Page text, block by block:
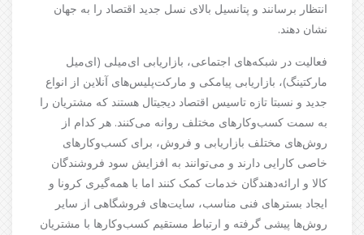
انتظار برسانند و پتانسیل بالای نسل جدید اقتصاد را به جهان
نشان دهند.
فعالیت در شبکه‌های اجتماعی، بازاریابی ای‌میلی (ای‌میل
مارکتینگ)، بازاریابی پیامکی و مارکت‌پلیس‌های آنلاین از انواع
جدید و نسبتا تازه تاسیس اقتصاد دیجیتال هستند که مشتریان را
به سمت کسب‌وکارهای مختلف روانه می‌کنند. هر کدام از
روش‌های مختلف بازاریابی و فروش، برای کسب‌وکارهای
خاصی کارایی دارند و می‌توانند به افزایش سود فروشندگان
کالا و ارائه‌دهندگان خدمات کمک کنند اما با همه‌گیری کرونا و
ایجاد بسترهای فنی مناسب، سایت‌های فروشگاهی از سایر
روش‌ها پیشی گرفته و ارتباط مستقیم کسب‌وکارها با مشتریان